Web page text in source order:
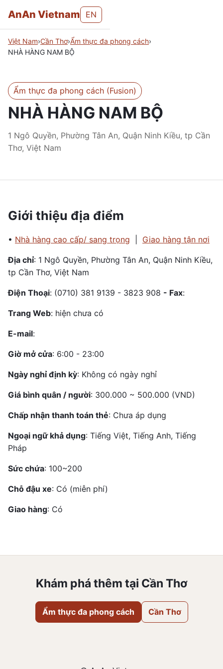
AnAn Vietnam EN
Việt Nam›Cần Thơ›Ẩm thực đa phong cách›
NHÀ HÀNG NAM BỘ
Ẩm thực đa phong cách (Fusion)
NHÀ HÀNG NAM BỘ
1 Ngô Quyền, Phường Tân An, Quận Ninh Kiều, tp Cần
Thơ, Việt Nam
Giới thiệu địa điểm
• Nhà hàng cao cấp/ sang trọng Giao hàng tận nơi
Địa chỉ: 1 Ngô Quyền, Phường Tân An, Quận Ninh Kiều,
tp Cần Thơ, Việt Nam
Điện Thoại: (0710) 381 9139 - 3823 908 - Fax:
Trang Web: hiện chưa có
E-mail:
Giờ mở cửa: 6:00 - 23:00
Ngày nghỉ định kỳ: Không có ngày nghỉ
Giá bình quân / người: 300.000 ~ 500.000 (VND)
Chấp nhận thanh toán thẻ: Chưa áp dụng
Ngoại ngữ khả dụng: Tiếng Việt, Tiếng Anh, Tiếng
Pháp
Sức chứa: 100~200
Chỗ đậu xe: Có (miễn phí)
Giao hàng: Có
Khám phá thêm tại Cần Thơ
Ẩm thực đa phong cách Cần Thơ